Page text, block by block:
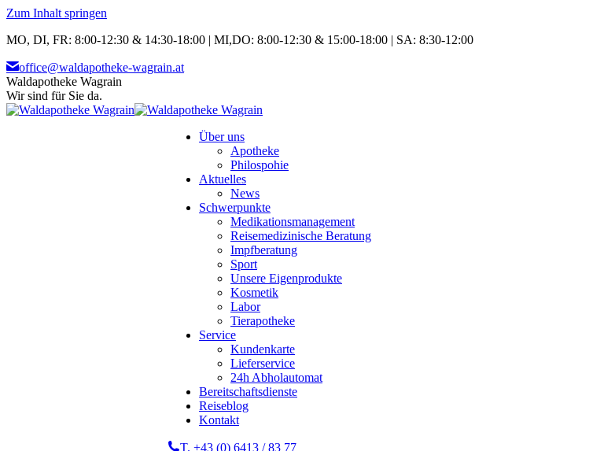
Zum Inhalt springen
MO, DI, FR: 8:00-12:30 & 14:30-18:00 | MI,DO: 8:00-12:30 & 15:00-18:00 | SA: 8:30-12:00
office@waldapotheke-wagrain.at
Waldapotheke Wagrain
Wir sind für Sie da.
Über uns
Apotheke
Philospohie
Aktuelles
News
Schwerpunkte
Medikationsmanagement
Reisemedizinische Beratung
Impfberatung
Sport
Unsere Eigenprodukte
Kosmetik
Labor
Tierapotheke
Service
Kundenkarte
Lieferservice
24h Abholautomat
Bereitschaftsdienste
Reiseblog
Kontakt
T. +43 (0) 6413 / 83 77